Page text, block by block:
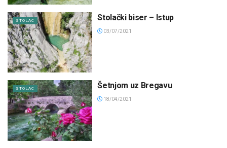
STOLAC Stolački biser – Istup
03/07/2021
STOLAC Šetnjom uz Bregavu
18/04/2021